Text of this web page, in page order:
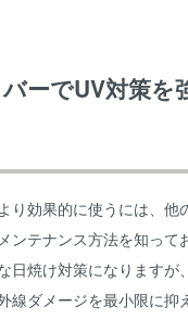
ーでUV対策を
り効果的に使うには、他
ンテナンス方法を知って
日焼け対策になりますが
線ダメージを最小限に抑